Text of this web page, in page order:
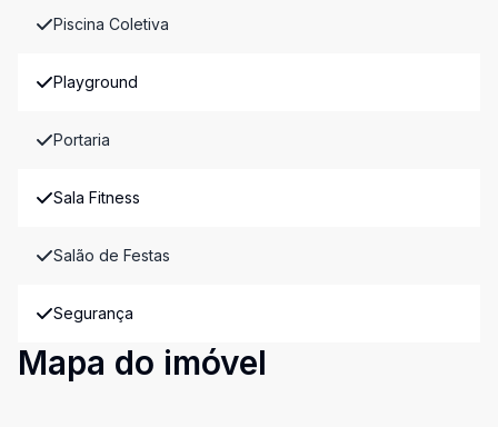
Piscina Coletiva
Playground
Portaria
Sala Fitness
Salão de Festas
Segurança
Mapa do imóvel